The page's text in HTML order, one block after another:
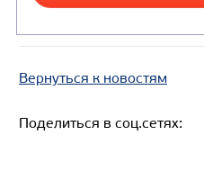
Вернуться к новостям
Поделиться в соц.сетях: